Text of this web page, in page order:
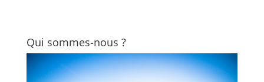
Qui sommes-nous ?